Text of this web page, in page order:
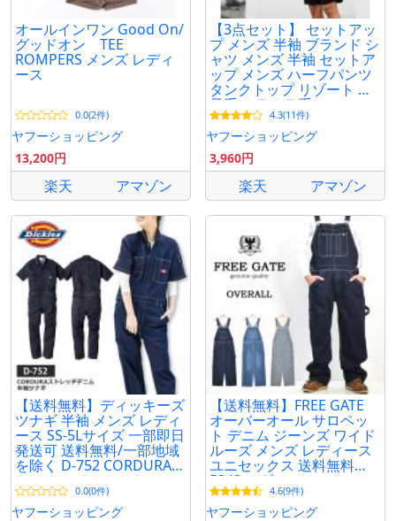
オールインワン Good On/
グッドオン TEE
ROMPERS メンズ レディ
ース
0.0(2件)
ヤフーショッピング
13,200円
楽天 アマゾン
【3点セット】 セットアッ
プ メンズ 半袖 ブランド シ
ャツ メンズ 半袖 セットア
ップ メンズ ハーフパンツ
タンクトップ リゾート お
兄系 オラオラ系 ちょいワ
ル 4.3(11件)
ヤフーショッピング
3,960円
楽天 アマゾン
【送料無料】ディッキーズ
ツナギ 半袖 メンズ レディ
ース SS-5Lサイズ 一部即日
発送可 送料無料/一部地域
を除く D-752 CORDURAス
トレッチデニム ストレッ
チ 0.0(0件)
ヤフーショッピング
【送料無料】FREE GATE
オーバーオール サロペッ
ト デニム ジーンズ ワイド
ルーズ メンズ レディース
ユニセックス 送料無料
5343 コダマ
4.6(9件)
ヤフーショッピング